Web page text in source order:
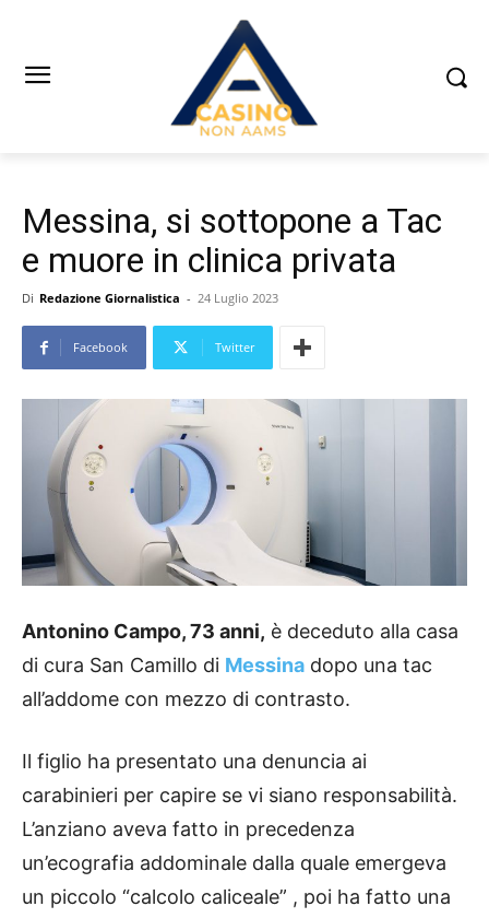
Messina, si sottopone a Tac
e muore in clinica privata
Di Redazione Giornalistica - 24 Luglio 2023
Facebook Twitter
Antonino Campo, 73 anni, è deceduto alla casa
di cura San Camillo di Messina dopo una tac
all’addome con mezzo di contrasto.
Il figlio ha presentato una denuncia ai
carabinieri per capire se vi siano responsabilità.
L’anziano aveva fatto in precedenza
un’ecografia addominale dalla quale emergeva
un piccolo “calcolo caliceale” , poi ha fatto una